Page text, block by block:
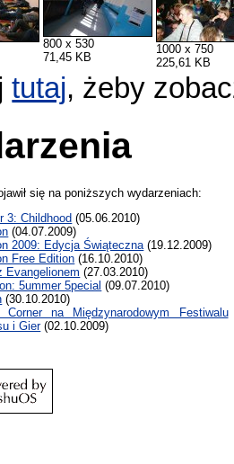
800 x 530
71,45 KB
1000 x 750
225,61 KB
tutaj, żeby
się na poniższych wydarzeniach:
3: Childhood (05.06.2010)
(04.07.2009)
2009: Edycja Świąteczna(19.12.2009)
Free Edition (16.10.2010)
Evangelionem (27.03.2010)
5ummer 5pecial (09.07.2010)
(30.10.2010)
Corner na Międzynarodowym Festiwalu
i Gier(02.10.2009)